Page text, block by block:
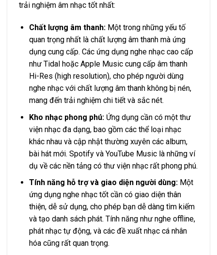
trải nghiệm âm nhạc tốt nhất:
Chất lượng âm thanh:Một trong những yếu tố
quan trọng nhất là chất lượng âm thanh mà ứng
dụng cung cấp. Các ứng dụng nghe nhạc cao cấp
như Tidal hoặc Apple Music cung cấp âm thanh
Hi-Res (high resolution), cho phép người dùng
nghe nhạc với chất lượng âm thanh không bị nén,
mang đến trải nghiệm chi tiết và sắc nét.
Kho nhạc phong phú:Ứng dụng cần có một thư
viện nhạc đa dạng, bao gồm các thể loại nhạc
khác nhau và cập nhật thường xuyên các album,
bài hát mới. Spotify và YouTube Music là những ví
dụ về các nền tảng có thư viện nhạc rất phong phú.
Tính năng hỗ trợ và giao diện người dùng:Một
ứng dụng nghe nhạc tốt cần có giao diện thân
thiện, dễ sử dụng, cho phép bạn dễ dàng tìm kiếm
và tạo danh sách phát. Tính năng như nghe offline,
phát nhạc tự động, và các đề xuất nhạc cá nhân
hóa cũng rất quan trọng.